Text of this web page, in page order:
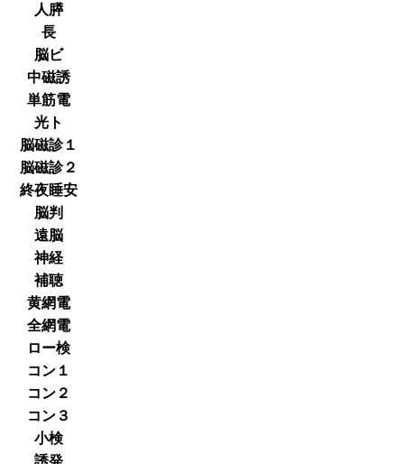
人膵
長
脳ビ
中磁誘
単筋電
光ト
脳磁診１
脳磁診２
終夜睡安
脳判
遠脳
神経
補聴
黄網電
全網電
ロー検
コン１
コン２
コン３
小検
誘発